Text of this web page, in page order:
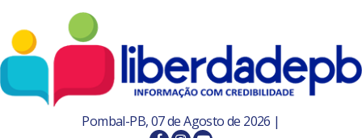
Pombal-PB, 07 de Agosto de 2026 |